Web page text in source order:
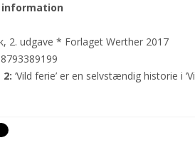
2. udgave * Forlaget Werther 2017
2: ‘Vild ferie’ er en selvstændig historie i